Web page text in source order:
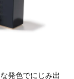
発色でにじみ出